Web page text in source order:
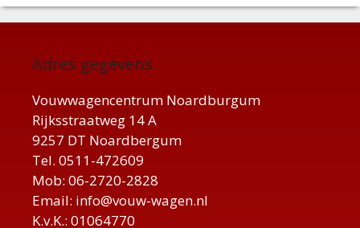
Adres gegevens
Vouwwagencentrum Noardburgum
Rijksstraatweg 14 A
9257 DT Noardbergum
Tel. 0511-472609
Mob: 06-2720-2828
Email: info@vouw-wagen.nl
K.v.K.: 01064770